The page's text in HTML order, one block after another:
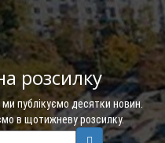
розсилку
публікуємо десятки новин.
в щотижневу розсилку.